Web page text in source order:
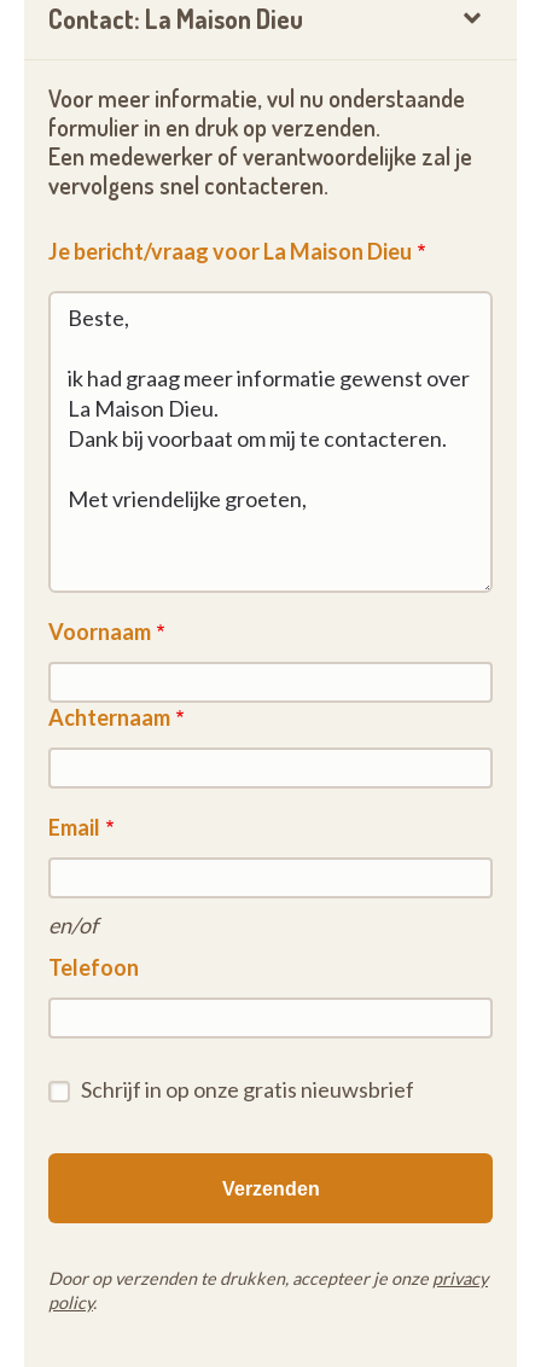
Contact: La Maison Dieu
Voor meer informatie, vul nu onderstaande
formulier in en druk op verzenden.
Een medewerker of verantwoordelijke zal je
vervolgens snel contacteren.
Je bericht/vraag voor La Maison Dieu
Voornaam
Achternaam
Email
en/of
Telefoon
Schrijf in op onze gratis nieuwsbrief
Door op verzenden te drukken, accepteer je onze privacy
policy.